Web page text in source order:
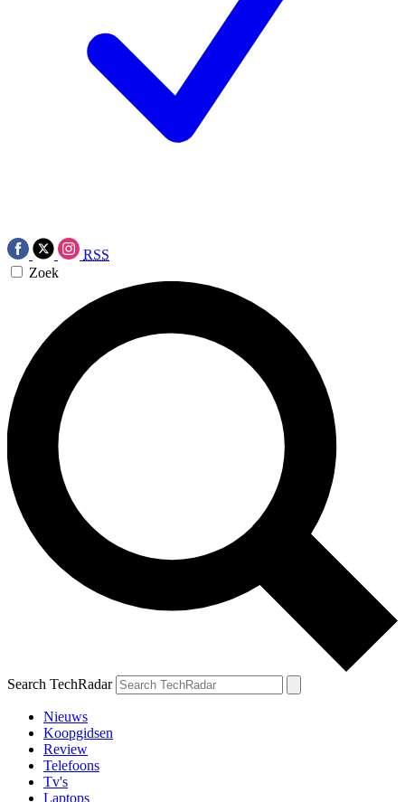
RSS
Zoek
Search TechRadar
Nieuws
Koopgidsen
Review
Telefoons
Tv's
Laptops